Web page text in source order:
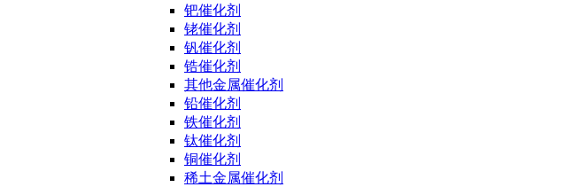
钯催化剂
铑催化剂
钒催化剂
锆催化剂
其他金属催化剂
铅催化剂
铁催化剂
钛催化剂
铜催化剂
稀土金属催化剂